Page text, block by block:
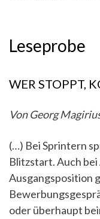
Leseprobe
WER STOPPT,
Von Georg
(…) Bei Sprintern
Blitzstart. Auch
Ausgangsposition
oder überhaupt